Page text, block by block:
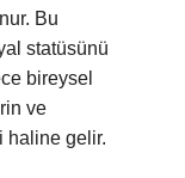
Bu
statüsünü
bireysel
ve
haline gelir.